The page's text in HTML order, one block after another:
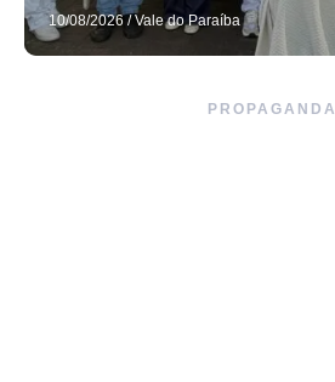
10/08/2026 / Vale do Paraíba
PROPAGANDA